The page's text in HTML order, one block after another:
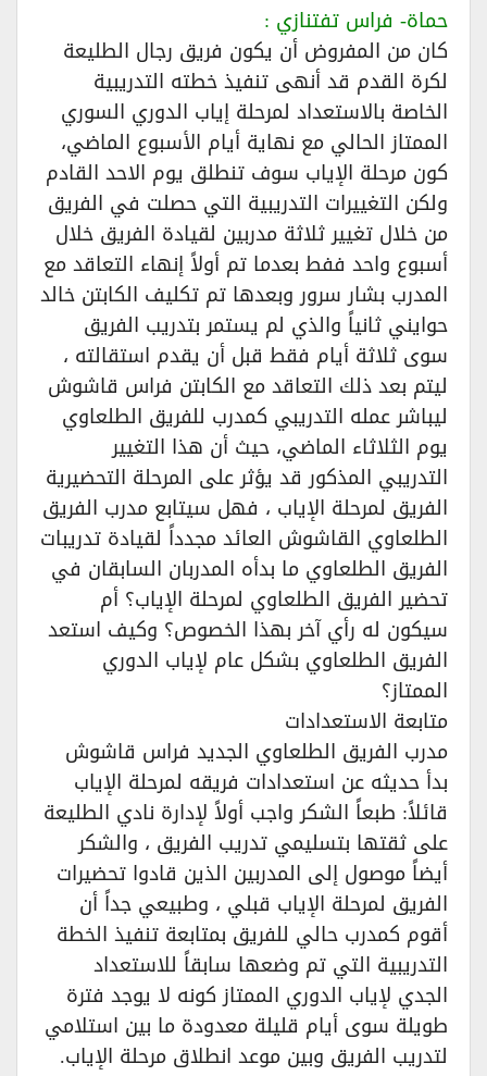
حماة- فراس تفتنازي :
كان من المفروض أن يكون فريق رجال الطليعة
لكرة القدم قد أنهى تنفيذ خطته التدريبية
الخاصة بالاستعداد لمرحلة إياب الدوري السوري
الممتاز الحالي مع نهاية أيام الأسبوع الماضي،
كون مرحلة الإياب سوف تنطلق يوم الاحد القادم
ولكن التغييرات التدريبية التي حصلت في الفريق
من خلال تغيير ثلاثة مدربين لقيادة الفريق خلال
أسبوع واحد ففط بعدما تم أولاً إنهاء التعاقد مع
المدرب بشار سرور وبعدها تم تكليف الكابتن خالد
حوايني ثانياً والذي لم يستمر بتدريب الفريق
سوى ثلاثة أيام فقط قبل أن يقدم استقالته ،
ليتم بعد ذلك التعاقد مع الكابتن فراس قاشوش
ليباشر عمله التدريبي كمدرب للفريق الطلعاوي
يوم الثلاثاء الماضي، حيث أن هذا التغيير
التدريبي المذكور قد يؤثر على المرحلة التحضيرية
الفريق لمرحلة الإياب ، فهل سيتابع مدرب الفريق
الطلعاوي القاشوش العائد مجدداً لقيادة تدريبات
الفريق الطلعاوي ما بدأه المدربان السابقان في
تحضير الفريق الطلعاوي لمرحلة الإياب؟ أم
سيكون له رأي آخر بهذا الخصوص؟ وكيف استعد
الفريق الطلعاوي بشكل عام لإياب الدوري
الممتاز؟
متابعة الاستعدادات
مدرب الفريق الطلعاوي الجديد فراس قاشوش
بدأ حديثه عن استعدادات فريقه لمرحلة الإياب
قائلاً: طبعاً الشكر واجب أولاً لإدارة نادي الطليعة
على ثقتها بتسليمي تدريب الفريق ، والشكر
أيضاً موصول إلى المدربين الذين قادوا تحضيرات
الفريق لمرحلة الإياب قبلي ، وطبيعي جداً أن
أقوم كمدرب حالي للفريق بمتابعة تنفيذ الخطة
التدريبية التي تم وضعها سابقاً للاستعداد
الجدي لإياب الدوري الممتاز كونه لا يوجد فترة
طويلة سوى أيام قليلة معدودة ما بين استلامي
لتدريب الفريق وبين موعد انطلاق مرحلة الإياب.